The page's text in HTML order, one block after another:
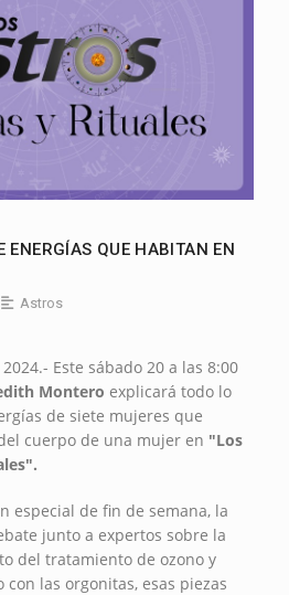
ENERGÍAS QUE HABITAN EN
Astros
Este sábado 20 a las 8:00
Montero explicará todo lo
de siete mujeres que
cuerpo de una mujer en "Los
especial de fin de semana, la
junto a expertos sobre la
del tratamiento de ozono y
las orgonitas, esas piezas